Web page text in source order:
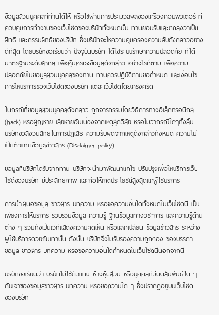
ข้อมูลส่วนบุคคลที่ท่านได้ให้ หรือใช้ผ่านการประมวลผลของเครื่องคอมพิวเตอร์ ที่
ควบคุมการทำงานของเว็บไซด์ของบริษัททั้งหมดนั้น ท่านยอมรับและตกลงว่าเป็น
สิทธิ และกรรมสิทธิ์ของบริษัท ซึ่งบริษัทจะให้ความคุ้มครองความลับดังกล่าวอย่าง
ดีที่สุด โดยบริษัทขอเรียนว่า ปัจจุบันบริษัท ได้ใช้ระบบรักษาความปลอดภัย ที่ได้
มาตรฐานระดับสากล เพื่อคุ้มครองข้อมูลดังกล่าว อย่างไรก็ตาม เพื่อความ
ปลอดภัยในข้อมูลส่วนบุคคลของท่าน ท่านควรปฏิบัติตามข้อกำหนด และเงื่อนไข
การให้บริการของเว็บไซด์ของบริษัท แต่ละเว็บไซด์โดยเคร่งครัด
ในกรณีที่ข้อมูลส่วนบุคคลดังกล่าว ถูกจารกรรมโดยวิธีการทางอิเล็กทรอนิกส์
(hack) หรือสูญหาย เสียหายอันเนื่องจากเหตุสุดวิสัย หรือไม่ว่ากรณีใดๆทั้งสิ้น
บริษัทขอสงวนสิทธิในการปฏิเสธ ความรับผิดจากเหตุดังกล่าวทั้งหมด ความไม่
เป็นตัวแทนข้อมูลข่าวสาร (Disclaimer policy)
ข้อมูลที่บริษัทได้รับจากท่าน บริษัทจะนำมาพัฒนาแก้ไข ปรับปรุงเพื่อให้บริการเว็บ
ไซด์ของบริษัท มีประสิทธิภาพ และก่อให้เกิดประโยชน์สูงสุดแก่ผู้ใช้บริการ
การนำเสนอข้อมูล ข่าวสาร บทความ หรือข้อความอื่นใดทั้งหมดในเว็บไซด์นี้ เป็น
เพียงการให้บริการ รวบรวมข้อมูล ความรู้ ฐานข้อมูลทางวิชาการ และความรู้ด้าน
ต่าง ๆ รวมทั้งเป็นเวทีแสดงความคิดเห็น หรือแลกเปลี่ยน ข้อมูลข่าวสาร ระหว่าง
ผู้ใช้บริการด้วยกันเท่านั้น ดังนั้น บริษัทจึงไม่รับรองความถูกต้อง ของบรรดา
ข้อมูล ข่าวสาร บทความ หรือข้อความอื่นใดกำหนดในเว็บไซด์นี้นอกจากนี้
บริษัทขอเรียนว่า บริษัทไม่ใช่ตัวแทน ห้างหุ้นส่วน หรือบุคคลที่มีนิติสัมพันธ์ใด ๆ
กับเจ้าของข้อมูลข่าวสาร บทความ หรือข้อความใด ๆ ซึ่งปรากฏอยู่บนเว็บไซด์
ของบริษัท